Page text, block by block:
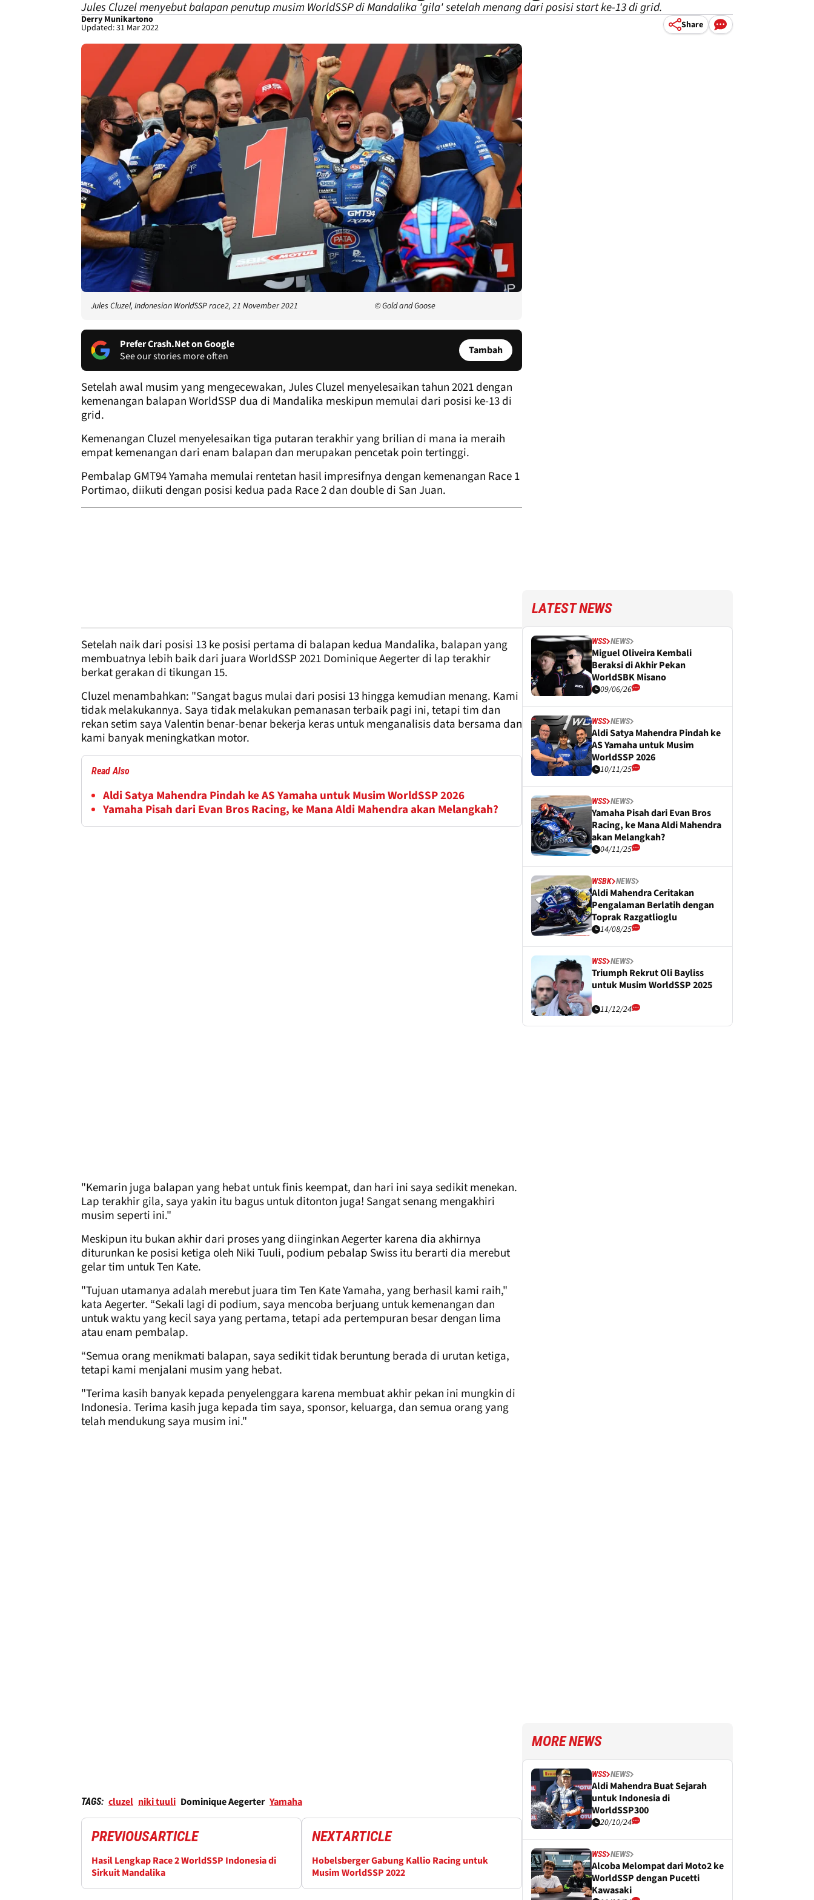
Jules Cluzel menyebut balapan penutup musim WorldSSP di Mandalika 'gila' setelah menang dari posisi start ke-13 di grid.
Derry Munikartono
Updated: 31 Mar 2022 Share
Jules Cluzel, Indonesian WorldSSP race2, 21 November 2021 © Gold and Goose
Prefer Crash.Net on Google
See our stories more often
Tambah
Setelah awal musim yang mengecewakan, Jules Cluzel menyelesaikan tahun 2021 dengan
kemenangan balapan WorldSSP dua di Mandalika meskipun memulai dari posisi ke-13 di
grid.
Kemenangan Cluzel menyelesaikan tiga putaran terakhir yang brilian di mana ia meraih
empat kemenangan dari enam balapan dan merupakan pencetak poin tertinggi.
Pembalap GMT94 Yamaha memulai rentetan hasil impresifnya dengan kemenangan Race 1
Portimao, diikuti dengan posisi kedua pada Race 2 dan double di San Juan.
Setelah naik dari posisi 13 ke posisi pertama di balapan kedua Mandalika, balapan yang
membuatnya lebih baik dari juara WorldSSP 2021 Dominique Aegerter di lap terakhir
berkat gerakan di tikungan 15.
Cluzel menambahkan: "Sangat bagus mulai dari posisi 13 hingga kemudian menang. Kami
tidak melakukannya. Saya tidak melakukan pemanasan terbaik pagi ini, tetapi tim dan
rekan setim saya Valentin benar-benar bekerja keras untuk menganalisis data bersama dan
kami banyak meningkatkan motor.
Read Also
Aldi Satya Mahendra Pindah ke AS Yamaha untuk Musim WorldSSP 2026
Yamaha Pisah dari Evan Bros Racing, ke Mana Aldi Mahendra akan Melangkah?
"Kemarin juga balapan yang hebat untuk finis keempat, dan hari ini saya sedikit menekan.
Lap terakhir gila, saya yakin itu bagus untuk ditonton juga! Sangat senang mengakhiri
musim seperti ini."
Meskipun itu bukan akhir dari proses yang diinginkan Aegerter karena dia akhirnya
diturunkan ke posisi ketiga oleh Niki Tuuli, podium pebalap Swiss itu berarti dia merebut
gelar tim untuk Ten Kate.
"Tujuan utamanya adalah merebut juara tim Ten Kate Yamaha, yang berhasil kami raih,"
kata Aegerter. “Sekali lagi di podium, saya mencoba berjuang untuk kemenangan dan
untuk waktu yang kecil saya yang pertama, tetapi ada pertempuran besar dengan lima
atau enam pembalap.
“Semua orang menikmati balapan, saya sedikit tidak beruntung berada di urutan ketiga,
tetapi kami menjalani musim yang hebat.
"Terima kasih banyak kepada penyelenggara karena membuat akhir pekan ini mungkin di
Indonesia. Terima kasih juga kepada tim saya, sponsor, keluarga, dan semua orang yang
telah mendukung saya musim ini."
TAGS: cluzel niki tuuli Dominique Aegerter Yamaha
PREVIOUSARTICLE
Hasil Lengkap Race 2 WorldSSP Indonesia di
Sirkuit Mandalika
NEXTARTICLE
Hobelsberger Gabung Kallio Racing untuk
Musim WorldSSP 2022
LATEST NEWS
WSS NEWS
Miguel Oliveira Kembali
Beraksi di Akhir Pekan
WorldSBK Misano
09/06/26
WSS NEWS
Aldi Satya Mahendra Pindah ke
AS Yamaha untuk Musim
WorldSSP 2026
10/11/25
WSS NEWS
Yamaha Pisah dari Evan Bros
Racing, ke Mana Aldi Mahendra
akan Melangkah?
04/11/25
WSBK NEWS
Aldi Mahendra Ceritakan
Pengalaman Berlatih dengan
Toprak Razgatlioglu
14/08/25
WSS NEWS
Triumph Rekrut Oli Bayliss
untuk Musim WorldSSP 2025
11/12/24
MORE NEWS
WSS NEWS
Aldi Mahendra Buat Sejarah
untuk Indonesia di
WorldSSP300
20/10/24
WSS NEWS
Alcoba Melompat dari Moto2 ke
WorldSSP dengan Pucetti
Kawasaki